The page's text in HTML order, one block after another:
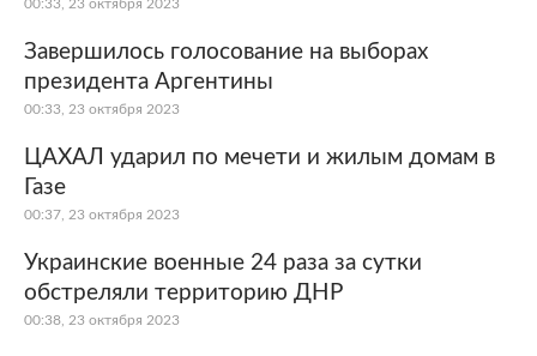
00:33, 23 октября 2023
Завершилось голосование на выборах
президента Аргентины
00:33, 23 октября 2023
ЦАХАЛ ударил по мечети и жилым домам в
Газе
00:37, 23 октября 2023
Украинские военные 24 раза за сутки
обстреляли территорию ДНР
00:38, 23 октября 2023